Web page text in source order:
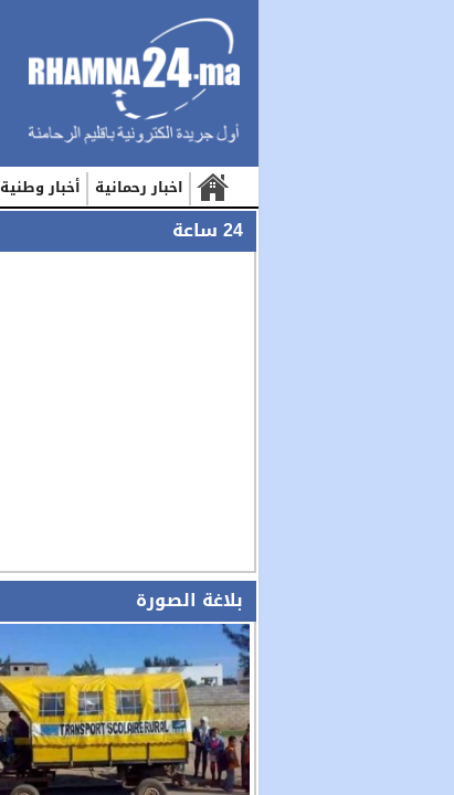
اخبار رحمانية أخبار وطنية
24 ساعة
بلاغة الصورة